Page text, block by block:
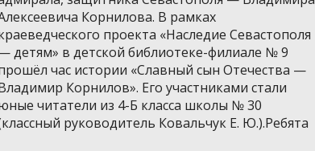
Корнилова. В рамках
проекта «Наследие Севастополя
детям» в детской библиотеке-филиале № 9
час истории «Славный сын Отечества —
Корнилов». Его участниками стали
читатели из 4-Б класса школы № 30
руководитель Ковальчук Е. Ю.).Ребята